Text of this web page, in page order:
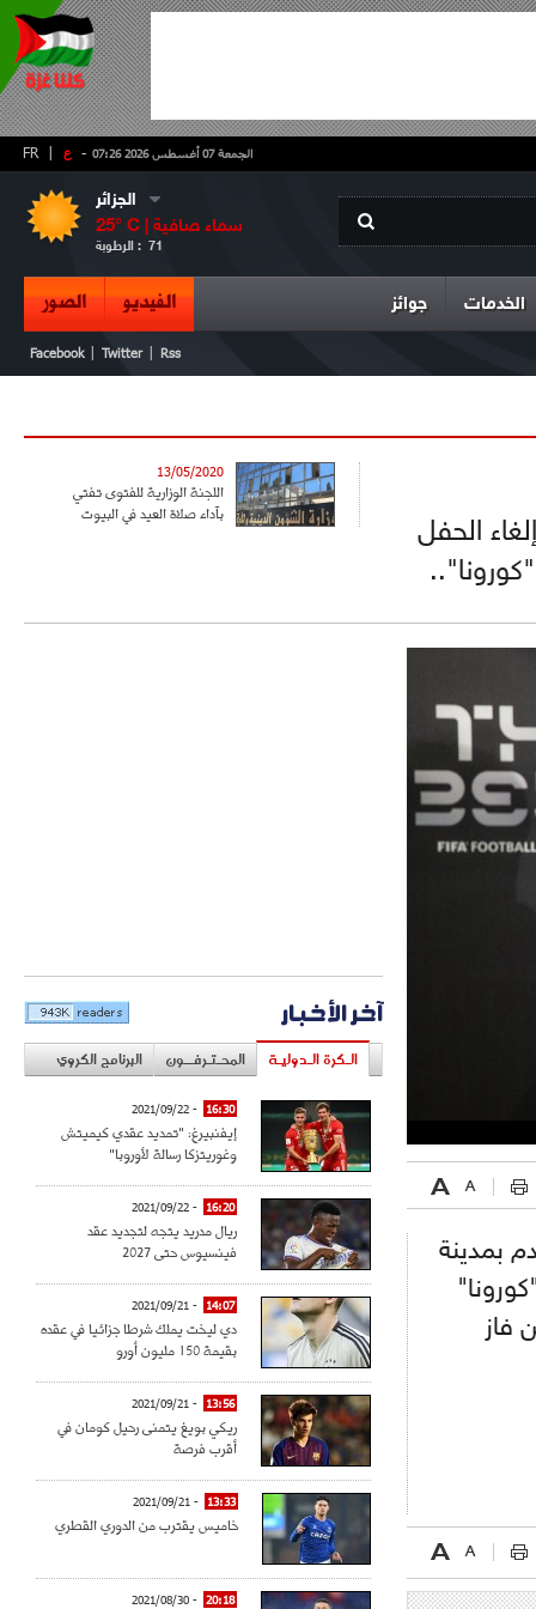
- ع FR الجمعة 07 أغسطس 2026 07:26
الجزائر
25° C | سماء صافية
الرطوبة : 71
الخدمات جوائز الفيديو الصور
Facebook Twitter Rss
الحفل
13/05/2020
اللجنة الوزارية للفتوى تفتي
بآداء صلاة العيد في البيوت
القادم بمدينة
فاز
آخر الأخبار
الـكرة الـدوليـة المحـتـرفــون البرنامج الكروي
16:30
- 2021/09/22
إيفنبيرغ: "تمديد عقدي كيميتش
وغوريتزكا رسالة لأوروبا"
16:20
- 2021/09/22
ريال مدريد يتجه لتجديد عقد
فينسيوس حتى 2027
14:07
- 2021/09/21
دي ليخت يملك شرطا جزائيا في عقده
بقيمة 150 مليون أورو
13:56
- 2021/09/21
ريكي بويغ يتمنى رحيل كومان في
أقرب فرصة
13:33
- 2021/09/21
خاميس يقترب من الدوري القطري
20:18
- 2021/08/30